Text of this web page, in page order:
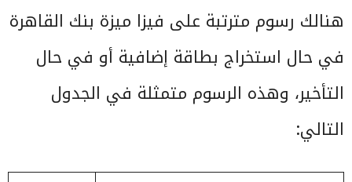
هنالك رسوم مترتبة على فيزا ميزة بنك القاهرة
في حال استخراج بطاقة إضافية أو في حال
التأخير، وهذه الرسوم متمثلة في الجدول
التالي: